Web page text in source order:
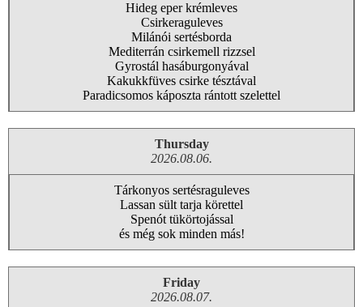
Hideg eper krémleves
Csirkeraguleves
Milánói sertésborda
Mediterrán csirkemell rizzsel
Gyrostál hasáburgonyával
Kakukkfüves csirke tésztával
Paradicsomos káposzta rántott szelettel
Thursday
2026.08.06.
Tárkonyos sertésraguleves
Lassan sült tarja körettel
Spenót tükörtojással
és még sok minden más!
Friday
2026.08.07.